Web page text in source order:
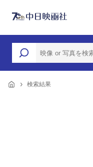
検索結果